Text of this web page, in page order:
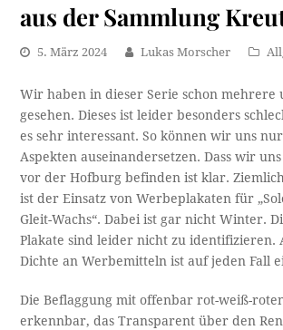
aus der Sammlung
5. März 2024 Lukas Morscher
Wir haben in dieser Serie schon mehrere
gesehen. Dieses ist leider besonders
es sehr interessant. So können wir uns
Aspekten auseinandersetzen. Dass wir
vor der Hofburg befinden ist klar.
ist der Einsatz von Werbeplakaten für
Gleit-Wachs“. Dabei ist gar nicht Winter.
Plakate sind leider nicht zu identifizieren.
Dichte an Werbemitteln ist auf jeden Fall
Die Beflaggung mit offenbar rot-weiß-
erkennbar, das Transparent über den